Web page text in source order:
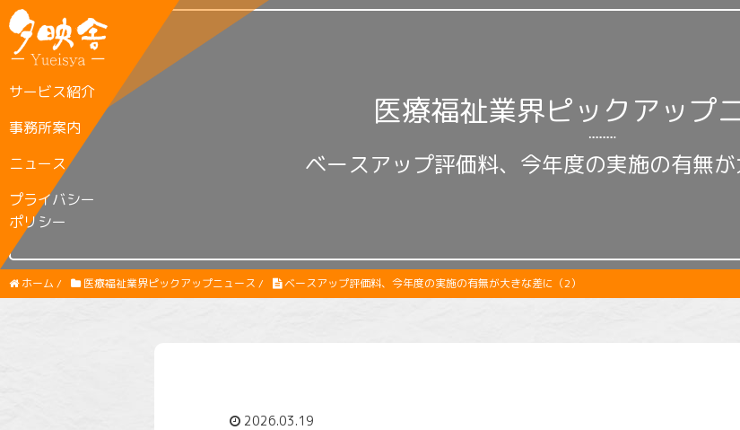
医療福祉業界ピックアップ
ベースアップ評価料、今年度の実施の有無が
サービス紹介
事務所案内
ニュース
プライバシー
ポリシー
ホーム / 医療福祉業界ピックアップニュース / ベースアップ評価料、今年度の実施の有無が大きな差に（2）
2026.03.19